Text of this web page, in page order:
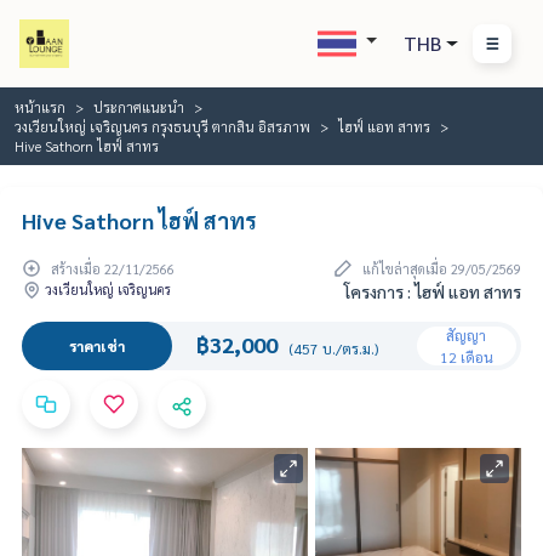
THB
หน้าแรก
ประกาศแนะนำ
วงเวียนใหญ่ เจริญนคร กรุงธนบุรี ตากสิน อิสรภาพ
ไฮฟ์ แอท สาทร
Hive Sathorn ไฮฟ์ สาทร
Hive Sathorn ไฮฟ์ สาทร
สร้างเมื่อ 22/11/2566
แก้ไขล่าสุดเมื่อ 29/05/2569
วงเวียนใหญ่ เจริญนคร
โครงการ : ไฮฟ์ แอท สาทร
ราคาเช่า ฿32,000 (457 บ./ตร.ม.)
สัญญา
12 เดือน